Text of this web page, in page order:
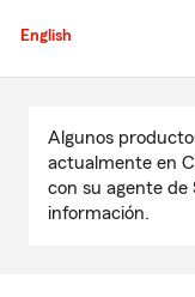
English
contenido
principal
Algunos
actualmente en
con su agente
información.